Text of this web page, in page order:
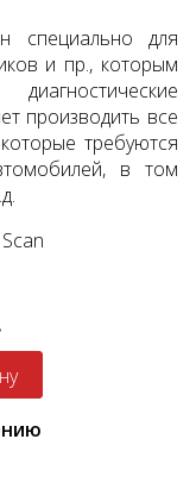
специально для
и пр., которым
производить все
требуются
в том